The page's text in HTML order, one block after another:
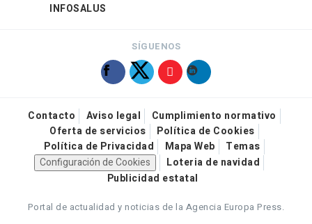
INFOSALUS
SÍGUENOS
Contacto Aviso legal
Cumplimiento normativo
Oferta de servicios
Política de Cookies
Política de Privacidad
Mapa Web
Temas
Configuración de Cookies
Loteria de navidad
Publicidad estatal
Portal de actualidad y noticias de la Agencia Europa Press.